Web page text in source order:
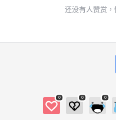
还没有人赞赏，
0 0 0